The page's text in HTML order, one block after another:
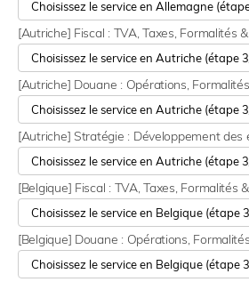
[Autriche] Fiscal : TVA, Taxes, Formalités
[Autriche] Douane : Opérations,
[Autriche] Stratégie : Développement des
[Belgique] Fiscal : TVA, Taxes, Formalités
[Belgique] Douane : Opérations,